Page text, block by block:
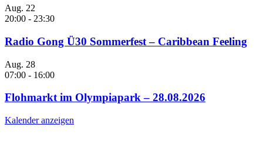
Aug. 22
20:00 - 23:30
Radio Gong Ü30 Sommerfest – Caribbean Feeling
Aug. 28
07:00 - 16:00
Flohmarkt im Olympiapark – 28.08.2026
Kalender anzeigen